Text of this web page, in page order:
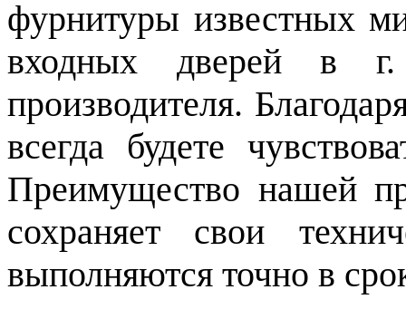
фурнитуры известных
входных дверей в
производителя.
всегда будете
Преимущество нашей
сохраняет свои
выполняются точно в